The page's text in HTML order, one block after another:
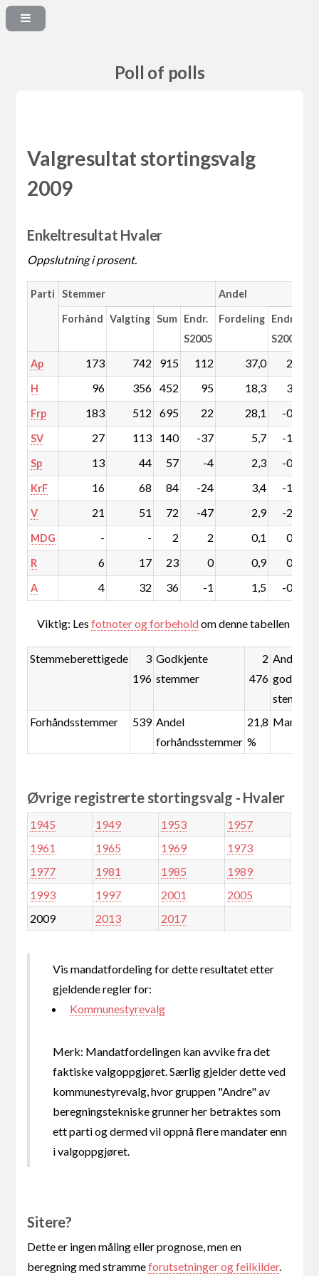
Poll of polls
Valgresultat stortingsvalg
2009
Enkeltresultat Hvaler
Oppslutning i prosent.
Parti Stemmer Andel
Forhånd Valgting Sum Endr.
S2005
Fordeling Endr.
S2005
Ap 173 742 915 112 37,0 2,9
H 96 356 452 95 18,3 3,1
Frp 183 512 695 22 28,1 -0,5
SV 27 113 140 -37 5,7 -1,9
Sp 13 44 57 -4 2,3 -0,3
KrF 16 68 84 -24 3,4 -1,2
V 21 51 72 -47 2,9 -2,1
MDG - - 2 2 0,1 0,1
R 6 17 23 0 0,9 0,0
A 4 32 36 -1 1,5 -0,1
Viktig: Lesfotnoter og forbeholdom denne tabellen
Stemmeberettigede
3
196
Godkjente
stemmer
2
476
Andel
stemmer
Forhåndsstemmer
539 Andel
forhåndsstemmer
21,8
%
Øvrige registrerte stortingsvalg - Hvaler
1945 1949 1953
1957
1961
1965 1969
1973
1977
1981 1985
1989
1993
1997 2001
2005
2009
2013 2017
Vis mandatfordeling for dette resultatet etter
gjeldende regler for:
Kommunestyrevalg
Merk: Mandatfordelingen kan avvike fra det
faktiske valgoppgjøret. Særlig gjelder dette ved
kommunestyrevalg, hvor gruppen "Andre" av
beregningstekniske grunner her betraktes som
ett parti og dermed vil oppnå flere mandater enn
i valgoppgjøret.
Sitere?
Dette er ingen måling eller prognose, men en
beregning med strammeforutsetninger og feilkilder.